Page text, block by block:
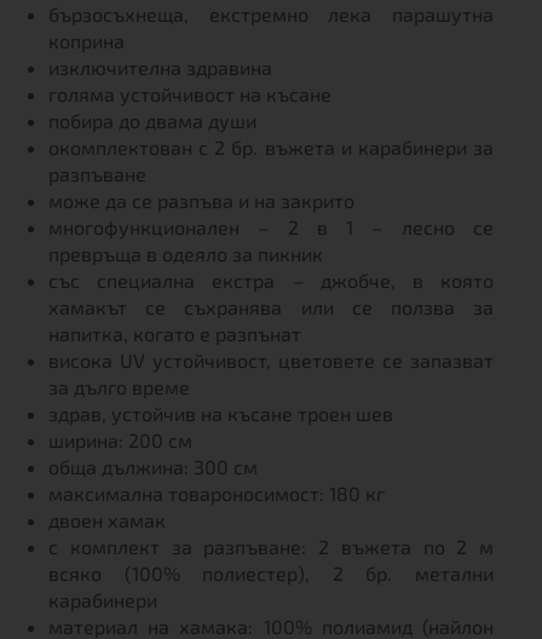
бързосъхнеща, екстремно лека парашутна
коприна
изключителна здравина
голяма устойчивост на късане
побира до двама души
окомплектован с 2 бр. въжета и карабинери за
разпъване
може да се разпъва и на закрито
многофункционален – 2 в 1 – лесно се
превръща в одеяло за пикник
със специална екстра – джобче, в която
хамакът се съхранява или се ползва за
напитка, когато е разпънат
висока UV устойчивост, цветовете се запазват
за дълго време
здрав, устойчив на късане троен шев
ширина: 200 см
обща дължина: 300 см
максимална товароносимост: 180 кг
двоен хамак
с комплект за разпъване: 2 въжета по 2 м
всяко (100% полиестер), 2 бр. метални
карабинери
материал на хамака: 100% полиамид (найлон